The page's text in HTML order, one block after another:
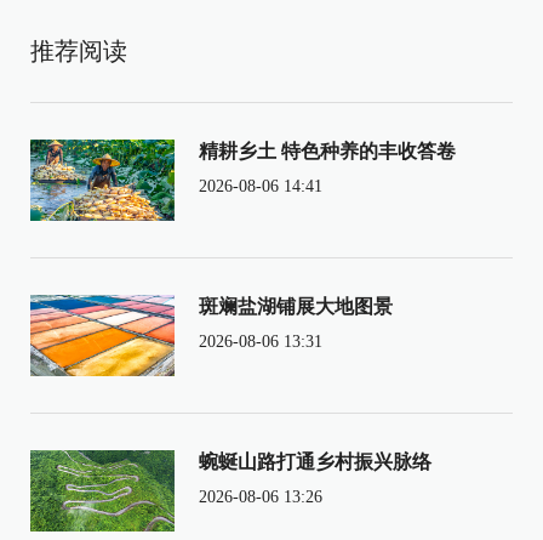
推荐阅读
精耕乡土 特色种养的丰收答卷
2026-08-06 14:41
斑斓盐湖铺展大地图景
2026-08-06 13:31
蜿蜒山路打通乡村振兴脉络
2026-08-06 13:26